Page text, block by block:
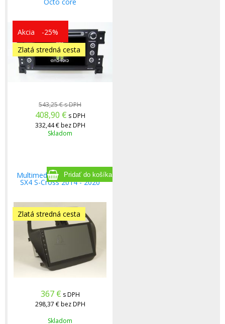
Akcia
-25%
Zlatá stredná cesta
543,25 €s DPH
408,90 € s DPH
332,44 € bez DPH
Skladom
Multimediálne rádio Suzuki
SX4 S-Cross 2014 - 2020
Zlatá stredná cesta
367 € s DPH
298,37 € bez DPH
Skladom